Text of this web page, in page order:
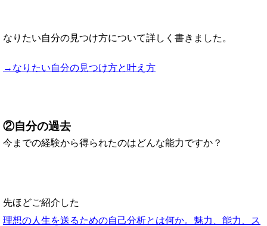
なりたい自分の見つけ方について詳しく書きました。
→なりたい自分の見つけ方と叶え方
②自分の過去
今までの経験から得られたのはどんな能力ですか？
先ほどご紹介した
理想の人生を送るための自己分析とは何か。魅力、能力、ス